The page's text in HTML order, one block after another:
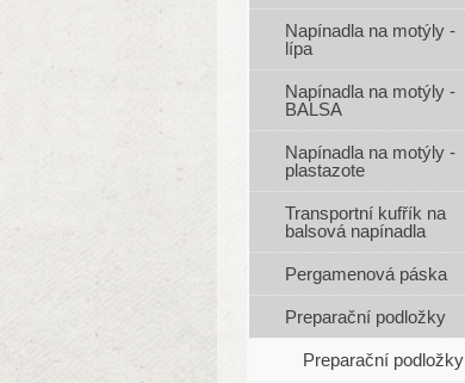
Napínadla na motýly -
lípa
Napínadla na motýly -
BALSA
Napínadla na motýly -
plastazote
Transportní kufřík na
balsová napínadla
Pergamenová páska
Preparační podložky
Preparační podložky